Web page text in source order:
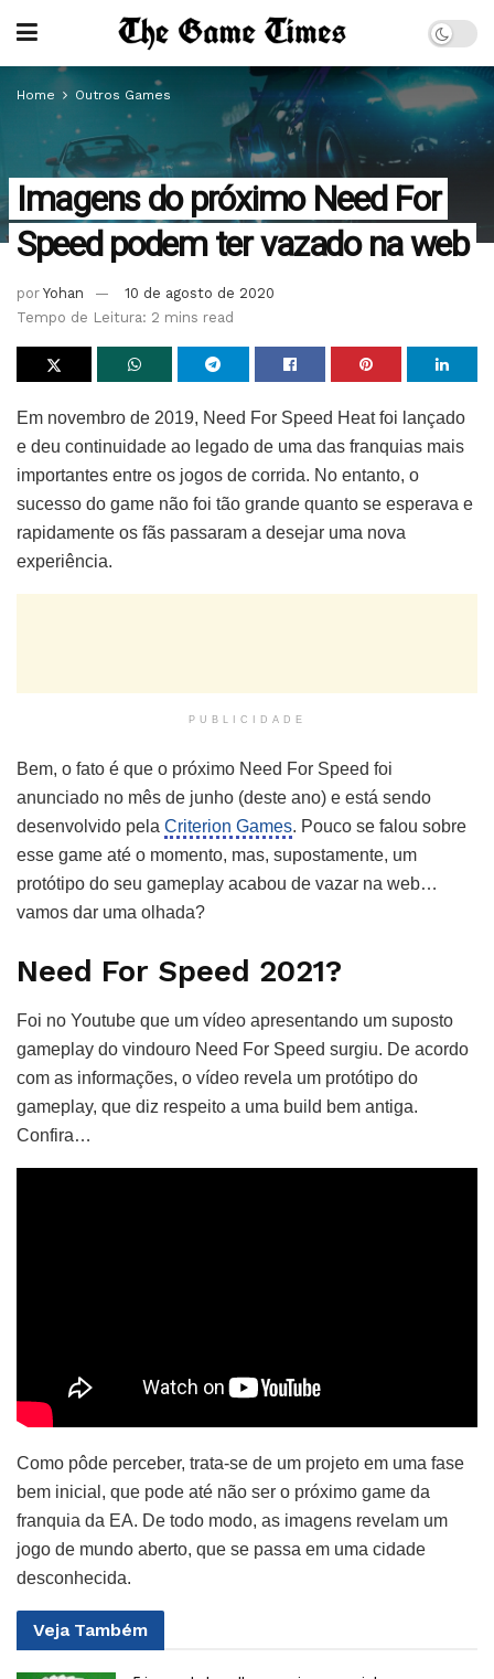
Home Outros Games
Imagens do próximo Need For
Speed podem ter vazado na web
por Yohan
10 de agosto de 2020
Tempo de Leitura: 2 mins read
Em novembro de 2019, Need For Speed Heat foi lançado
e deu continuidade ao legado de uma das franquias mais
importantes entre os jogos de corrida. No entanto, o
sucesso do game não foi tão grande quanto se esperava e
rapidamente os fãs passaram a desejar uma nova
experiência.
PUBLICIDADE
Bem, o fato é que o próximo Need For Speed foi
anunciado no mês de junho (deste ano) e está sendo
desenvolvido pela Criterion Games. Pouco se falou sobre
esse game até o momento, mas, supostamente, um
protótipo do seu gameplay acabou de vazar na web…
vamos dar uma olhada?
Need For Speed 2021?
Foi no Youtube que um vídeo apresentando um suposto
gameplay do vindouro Need For Speed surgiu. De acordo
com as informações, o vídeo revela um protótipo do
gameplay, que diz respeito a uma build bem antiga.
Confira…
Como pôde perceber, trata-se de um projeto em uma fase
bem inicial, que pode até não ser o próximo game da
franquia da EA. De todo modo, as imagens revelam um
jogo de mundo aberto, que se passa em uma cidade
desconhecida.
Veja Também